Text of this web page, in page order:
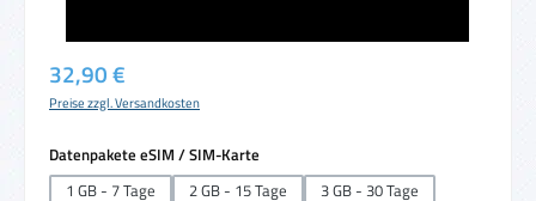
Regulärer Preis:
32,90 €
Preise zzgl. Versandkosten
Datenpakete eSIM / SIM-Karte
1 GB - 7 Tage
2 GB - 15 Tage
3 GB - 30 Tage